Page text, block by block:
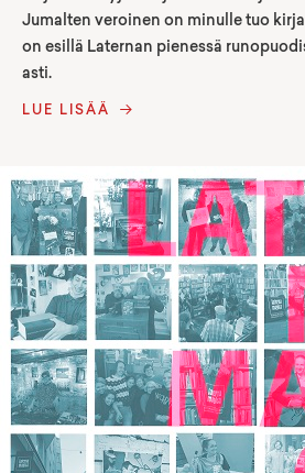
Jumalten veroinen on minulle tuo
on esillä Laternan pienessä
asti.
LUE LISÄÄ